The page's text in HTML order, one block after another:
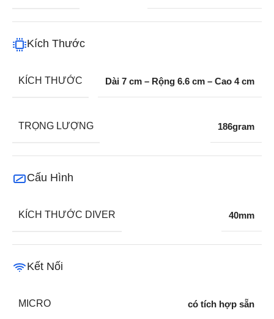
Kích Thước
KÍCH THƯỚC Dài 7 cm – Rộng 6.6 cm – Cao 4 cm
TRỌNG LƯỢNG 186gram
Cấu Hình
KÍCH THƯỚC DIVER 40mm
Kết Nối
MICRO có tích hợp sẵn